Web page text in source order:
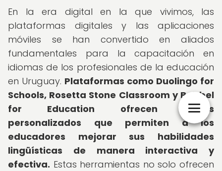
En la era digital en la que vivimos, las
plataformas digitales y las aplicaciones
móviles se han convertido en aliados
fundamentales para la capacitación en
idiomas de los profesionales de la educación
en Uruguay. Plataformas como Duolingo for
Schools, Rosetta Stone Classroom y Babbel
for Education ofrecen cursos
personalizados que permiten a los
educadores mejorar sus habilidades
lingüísticas de manera interactiva y
efectiva. Estas herramientas no solo ofrecen